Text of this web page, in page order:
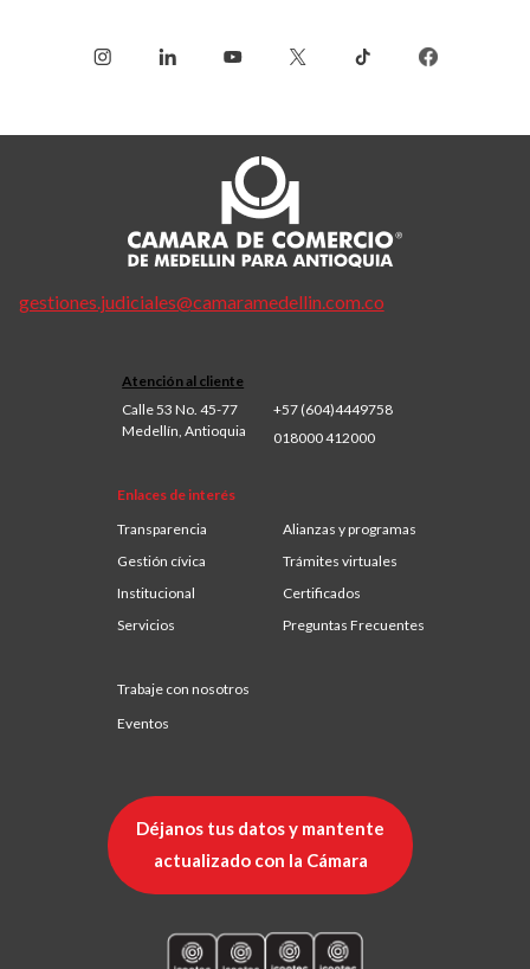
gestiones.judiciales@camaramedellin.com.co
Atención al cliente
Calle 53 No. 45-77
Medellín, Antioquia
+57 (604)4449758
018000 412000
Enlaces de interés
Transparencia
Alianzas y programas
Gestión cívica
Trámites virtuales
Institucional
Certificados
Servicios
Preguntas Frecuentes
Trabaje con nosotros
Eventos
Déjanos tus datos y mantente
actualizado con la Cámara